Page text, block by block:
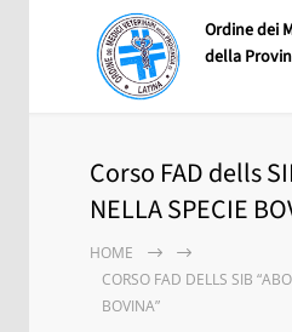
Ordine dei
della
Corso FAD dells
NELLA SPECIE
HOME
CORSO FAD DELLS SIB
BOVINA”